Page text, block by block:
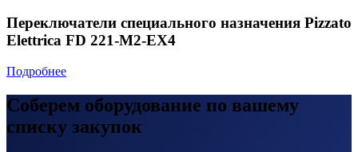
Переключатели специального назначения Pizzato
Elettrica FD 221-M2-EX4
Подробнее
Соберем оборудование по вашему
списку закупок